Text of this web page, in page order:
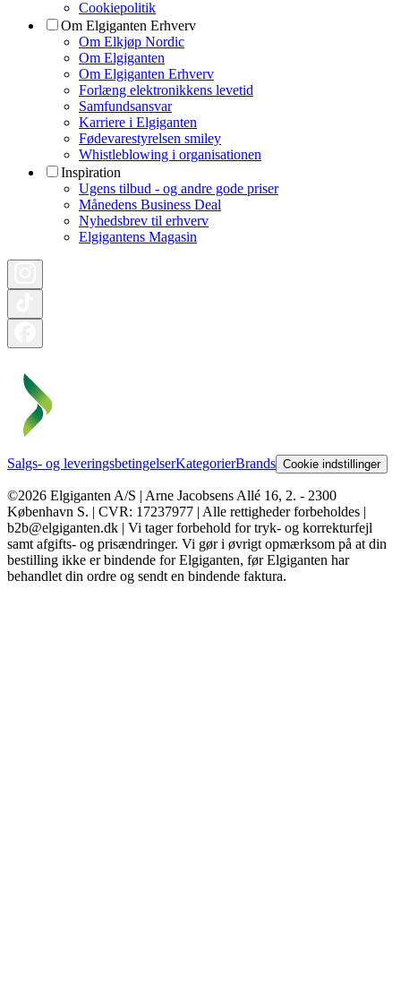
Cookiepolitik
Om Elgiganten Erhverv
Om Elkjøp Nordic
Om Elgiganten
Om Elgiganten Erhverv
Forlæng elektronikkens levetid
Samfundsansvar
Karriere i Elgiganten
Fødevarestyrelsen smiley
Whistleblowing i organisationen
Inspiration
Ugens tilbud - og andre gode priser
Månedens Business Deal
Nyhedsbrev til erhverv
Elgigantens Magasin
Salgs- og leveringsbetingelserKategorierBrands Cookie indstillinger
©2026 Elgiganten A/S | Arne Jacobsens Allé 16, 2. - 2300
København S. | CVR: 17237977 | Alle rettigheder forbeholdes |
b2b@elgiganten.dk | Vi tager forbehold for tryk- og korrekturfejl
samt afgifts- og prisændringer. Vi gør i øvrigt opmærksom på at din
bestilling ikke er bindende for Elgiganten, før Elgiganten har
behandlet din ordre og sendt en bindende faktura.